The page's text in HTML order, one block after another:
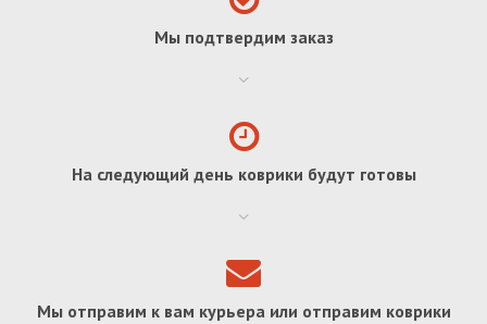
Мы подтвердим заказ
На следующий день коврики будут готовы
Мы отправим к вам курьера или отправим коврики